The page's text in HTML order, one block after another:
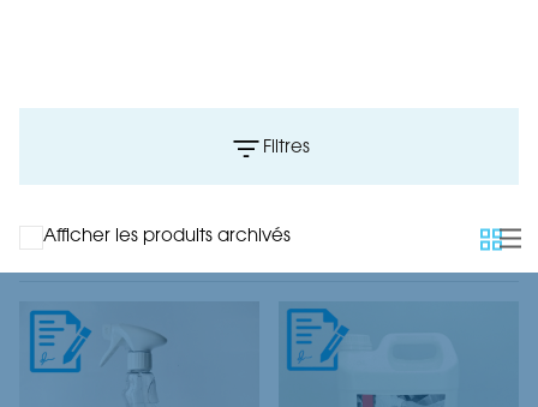
Filtres
Afficher les produits archivés